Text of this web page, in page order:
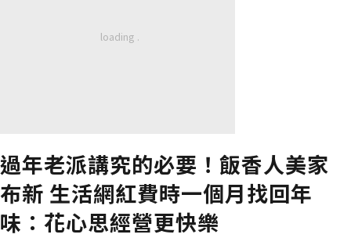
過年老派講究的必要！飯香人美家
布新 生活網紅費時一個月找回年
味：花心思經營更快樂